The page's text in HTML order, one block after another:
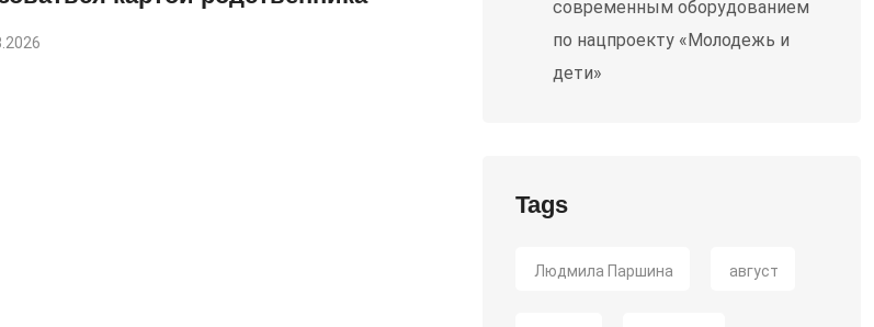
современным оборудованием
по нацпроекту «Молодежь и
дети»
Tags
Людмила Паршина август